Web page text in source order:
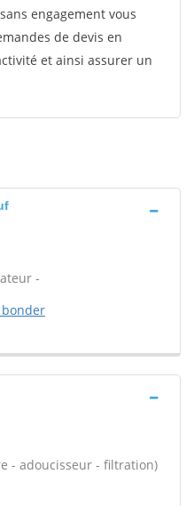
engagement vous
de devis en
et ainsi assurer un
-
bonder
- adoucisseur - filtration)